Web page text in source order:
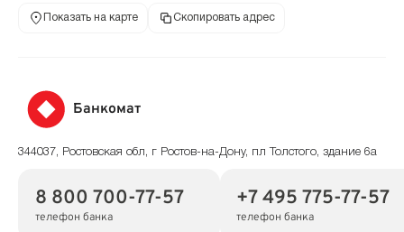
Показать на карте Скопировать адрес
Банкомат
344037, Ростовская обл, г Ростов-на-Дону, пл Толстого, здание 6а
8 800 700-77-57
телефон банка
+7 495 775-77-57
телефон банка